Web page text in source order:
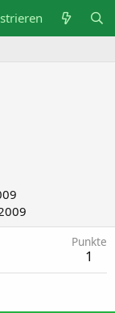
Punkte
1